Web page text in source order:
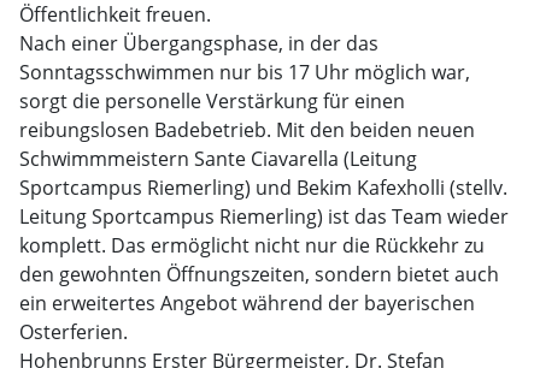
Öffentlichkeit freuen.
Nach einer Übergangsphase, in der das
Sonntagsschwimmen nur bis 17 Uhr möglich war,
sorgt die personelle Verstärkung für einen
reibungslosen Badebetrieb. Mit den beiden neuen
Schwimmmeistern Sante Ciavarella (Leitung
Sportcampus Riemerling) und Bekim Kafexholli (stellv.
Leitung Sportcampus Riemerling) ist das Team wieder
komplett. Das ermöglicht nicht nur die Rückkehr zu
den gewohnten Öffnungszeiten, sondern bietet auch
ein erweitertes Angebot während der bayerischen
Osterferien.
Hohenbrunns Erster Bürgermeister, Dr. Stefan